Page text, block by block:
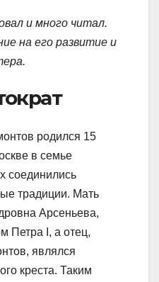
и много читал.
на его развитие и
родился 15
в семье
соединились
традиции. Мать
Арсеньева,
Петра I, а отец,
являлся
креста. Таким